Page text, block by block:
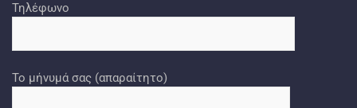
Τηλέφωνο
Το μήνυμά σας (απαραίτητο)